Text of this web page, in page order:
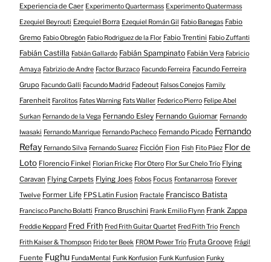
Experiencia de Caer Experimento Quartermass Experimento Quatermass
Ezequiel Beyrouti Ezequiel Borra Ezequiel Román Gil Fabio Banegas Fabio
Gremo Fabio Obregón Fabio Rodriguez de la Flor Fabio Trentini Fabio Zuffanti
Fabián Castilla Fabián Gallardo Fabián Spampinato Fabián Vera Fabricio
Amaya Fabrizio de Andre Factor Burzaco Facundo Ferreira Facundo Ferreira
Grupo Facundo Galli Facundo Madrid Fadeout Falsos Conejos Family
Farenheit Farolitos Fates Warning Fats Waller Federico Pierro Felipe Abel
Surkan Fernando de la Vega Fernando Esley Fernando Guiomar Fernando
Iwasaki Fernando Manrique Fernando Pacheco Fernando Picado Fernando
Refay Fernando Silva Fernando Suarez Ficción Fion Fish Fito Páez Flor de
Loto Florencio Finkel Florian Fricke Flor Otero Flor Sur Chelo Trío Flying
Caravan Flying Carpets Flying Joes Fobos Focus Fontanarrosa Forever
Twelve Former Life FPS Latin Fusion Fractale Francisco Batista
Francisco Pancho Bolatti Franco Bruschini Frank Emilio Flynn Frank Zappa
Freddie Keppard Fred Frith Fred Frith Guitar Quartet Fred Frith Trio French
Frith Kaiser & Thompson Frido ter Beek FROM Power Trío Fruta Groove Frágil
Fuente Fughu FundaMental Funk Konfusion Funk Kunfusion Funky